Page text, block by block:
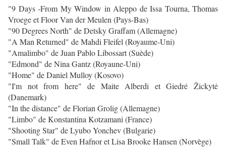
"9 Days -From My Window in Aleppo de Issa Tourna, Thomas
Vroege et Floor Van der Meulen (Pays-Bas)
"90 Degrees North" de Detsky Graffam (Allemagne)
"A Man Returned" de Mahdi Fleifel (Royaume-Uni)
"Amalimbo" de Juan Pablo Libossart (Suède)
"Edmond" de Nina Gantz (Royaune-Uni)
"Home" de Daniel Mulloy (Kosovo)
"I'm not from here" de Maite Alberdi et Giedré Žickytė
(Danemark)
"In the distance" de Florian Grolig (Allemagne)
"Limbo" de Konstantina Kotzamani (France)
"Shooting Star" de Lyubo Yonchev (Bulgarie)
"Small Talk" de Even Hafnor et Lisa Brooke Hansen (Norvège)